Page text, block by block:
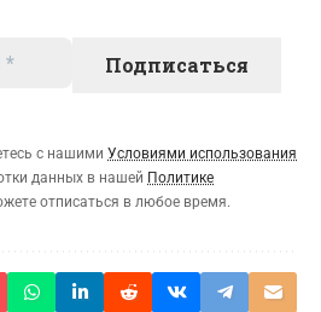
с нашими Условиями использования
данных в нашей Политике
отписаться в любое время.